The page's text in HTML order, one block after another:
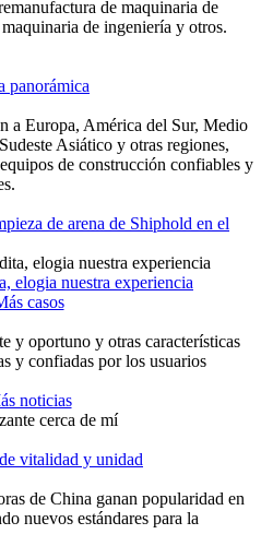
de maquinaria de
de ingeniería y otros.
panorámica
a Europa, América del Sur, Medio
Asiático y otras regiones,
de construcción confiables y
de arena de Shiphold en el
elogia nuestra experiencia
casos
y oportuno y otras características
y confiadas por los usuarios
noticias
vitalidad y unidad